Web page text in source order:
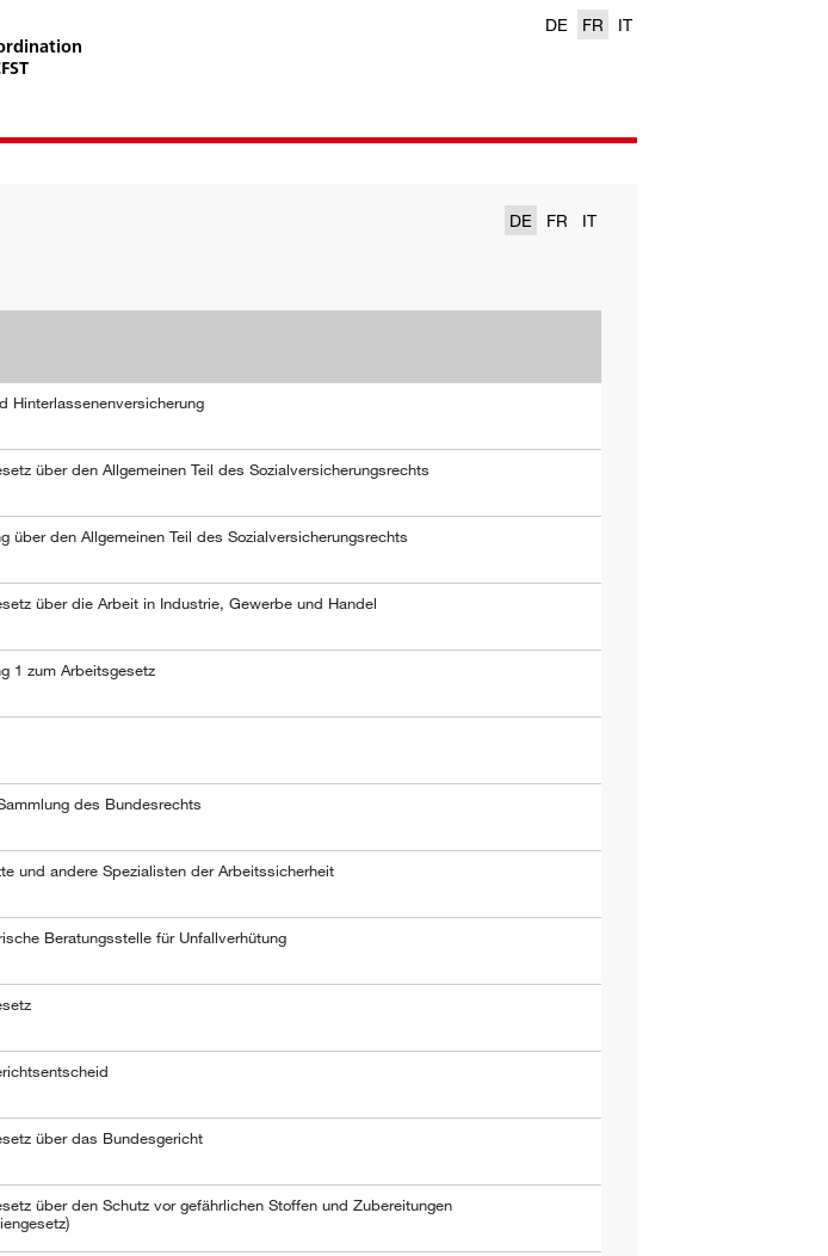
DE FR IT
DE FR IT
Hinterlassenenversicherung
über den Allgemeinen Teil des Sozialversicherungsrechts
über den Allgemeinen Teil des Sozialversicherungsrechts
über die Arbeit in Industrie, Gewerbe und Handel
1 zum Arbeitsgesetz
des Bundesrechts
und andere Spezialisten der Arbeitssicherheit
Beratungsstelle für Unfallverhütung
über das Bundesgericht
über den Schutz vor gefährlichen Stoffen und Zubereitungen